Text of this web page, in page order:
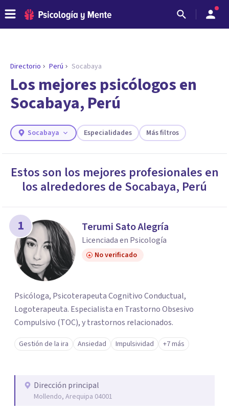
ENCONTRAR MI TERAPEUTA
¿Necesitas ayuda para encontrar el
psicólogo adecuado?
Responde a unas breves preguntas y te ofreceremos
necesidades.
Directorio Perú Socabaya
Los mejores psicólogos en
Socabaya, Perú
Socabaya Especialidades Más filtros
Estos son los mejores profesionales en
los alrededores de Socabaya, Perú
1 Terumi Sato Alegría
Licenciada en Psicología
No verificado
Psicóloga, Psicoterapeuta Cognitivo Conductual,
Logoterapeuta. Especialista en Trastorno Obsesivo
Compulsivo (TOC), y trastornos relacionados.
Gestión de la ira Ansiedad Impulsividad +7 más
Dirección principal
Mollendo, Arequipa 04001